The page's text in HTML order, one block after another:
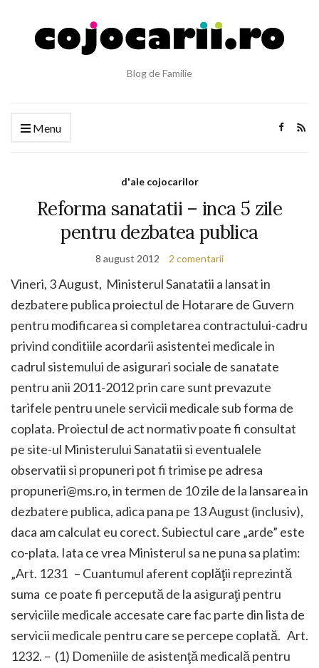
Blog de Familie
Menu
d'ale cojocarilor
Reforma sanatatii – inca 5 zile
pentru dezbatea publica
8 august 2012 2 comentarii
Vineri, 3 August, Ministerul Sanatatii a lansat in
dezbatere publica proiectul de Hotarare de Guvern
pentru modificarea si completarea contractului-cadru
privind conditiile acordarii asistentei medicale in
cadrul sistemului de asigurari sociale de sanatate
pentru anii 2011-2012 prin care sunt prevazute
tarifele pentru unele servicii medicale sub forma de
coplata. Proiectul de act normativ poate fi consultat
pe site-ul Ministerului Sanatatii si eventualele
observatii si propuneri pot fi trimise pe adresa
propuneri@ms.ro, in termen de 10 zile de la lansarea in
dezbatere publica, adica pana pe 13 August (inclusiv),
daca am calculat eu corect. Subiectul care „arde” este
co-plata. Iata ce vrea Ministerul sa ne puna sa platim:
„Art. 1231 – Cuantumul aferent coplăţii reprezintă
suma ce poate fi percepută de la asiguraţi pentru
serviciile medicale accesate care fac parte din lista de
servicii medicale pentru care se percepe coplată. Art.
1232. – (1) Domeniile de asistenţă medicală pentru